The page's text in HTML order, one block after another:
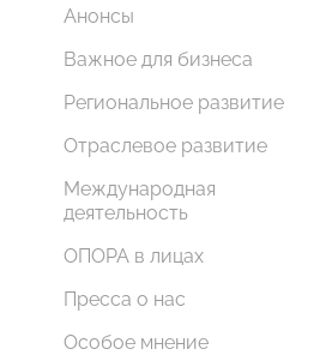
Анонсы
Важное для бизнеса
Региональное развитие
Отраслевое развитие
Международная
деятельность
ОПОРА в лицах
Пресса о нас
Особое мнение